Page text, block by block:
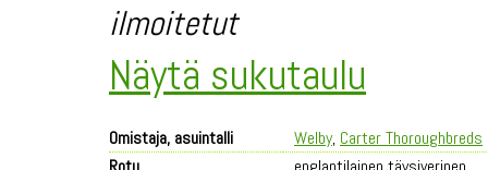
ilmoitetut
Näytä sukutaulu
Omistaja, asuintalli Welby, Carter Thoroughbreds